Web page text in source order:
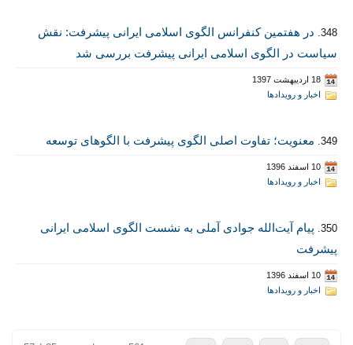
348.
در هفتمین کنفرانس الگوی اسلامی ایرانی پیشرفت: نقش
سیاست در الگوی اسلامی ایرانی پیشرفت بررسی شد
18 اردیبهشت 1397
اخبار و رویدادها
349. معنویت؛ تفاوت اصلی الگوی پیشرفت با الگوهای توسعه
10 اسفند 1396
اخبار و رویدادها
350.
پیام آیت‌الله جوادی آملی به نشست الگوی اسلامی ایرانی
پیشرفت
10 اسفند 1396
اخبار و رویدادها